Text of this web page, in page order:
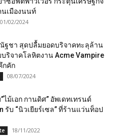
นเมืองนนท์
01/02/2024
ชา สุดปลื้มยอดบริจาคทะลุล้าน
ริจาคโลหิตงาน Acme Vampire
กคัก
08/07/2024
ม้เอก กานดิศ” อัพเดทเทรนด์
รับ “นิวเยียร์เซล” ที่ร้านแว่นท็อป
18/11/2022